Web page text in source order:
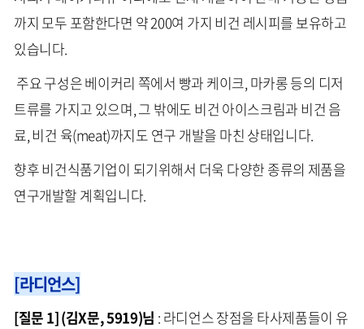
까지 모두 포함한다면 약 200여 가지 비건 레시피를 보유하고
있습니다.
주요 구성은 베이커리 쪽에서 빵과 케이크, 마카롱 등의 디저
트류를 가지고 있으며, 그 밖에도 비건 아이스크림과 비건 음
료, 비건 육(meat)까지도 연구 개발을 마친 상태입니다.
향후 비건식품기업이 되기위해서 더욱 다양한 종류의 제품을
연구개발할 계획입니다.
[라디언스]
[질문 1] (김X문, 5919)님 : 라디언스 장점을 타사제품들이 유